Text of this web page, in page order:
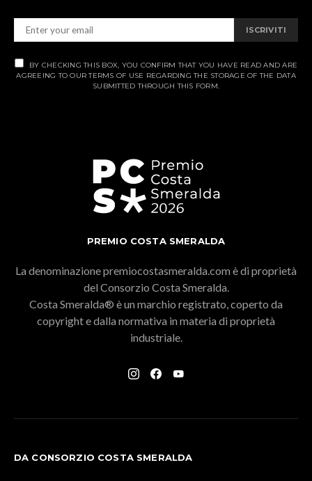
ISCRIVITI
BY CHECKING THIS BOX, YOU CONFIRM THAT YOU HAVE READ AND ARE
AGREEING TO OUR TERMS OF USE REGARDING THE STORAGE OF THE DATA
SUBMITTED THROUGH THIS FORM.
PREMIO COSTA SMERALDA
La denominazione premiocostasmeralda.com è di proprietà
del Consorzio Costa Smeralda.
Costa Smeralda® è un marchio registrato, coperto da
copyright e dalla normativa in materia di proprietà
industriale.
DA CONSORZIO COSTA SMERALDA